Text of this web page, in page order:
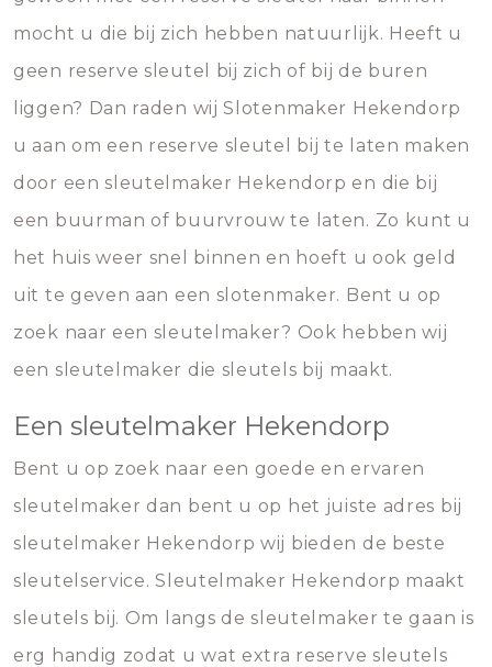
mocht u die bij zich hebben natuurlijk. Heeft u
geen reserve sleutel bij zich of bij de buren
liggen? Dan raden wij Slotenmaker Hekendorp
u aan om een reserve sleutel bij te laten maken
door een sleutelmaker Hekendorp en die bij
een buurman of buurvrouw te laten. Zo kunt u
het huis weer snel binnen en hoeft u ook geld
uit te geven aan een slotenmaker. Bent u op
zoek naar een sleutelmaker? Ook hebben wij
een sleutelmaker die sleutels bij maakt.
Een sleutelmaker Hekendorp
Bent u op zoek naar een goede en ervaren
sleutelmaker dan bent u op het juiste adres bij
sleutelmaker Hekendorp wij bieden de beste
sleutelservice. Sleutelmaker Hekendorp maakt
sleutels bij. Om langs de sleutelmaker te gaan is
erg handig zodat u wat extra reserve sleutels